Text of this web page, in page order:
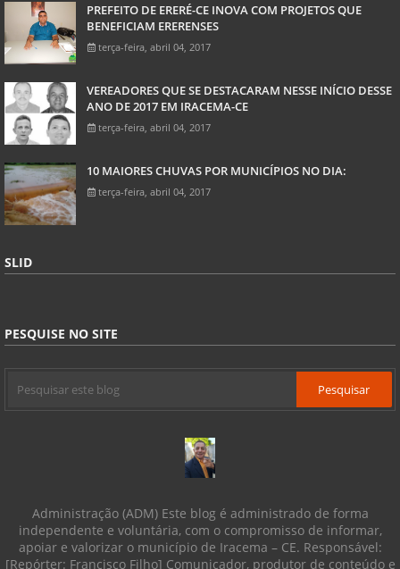
PREFEITO DE ERERÉ-CE INOVA COM PROJETOS QUE
BENEFICIAM ERERENSES
terça-feira, abril 04, 2017
VEREADORES QUE SE DESTACARAM NESSE INÍCIO DESSE
ANO DE 2017 EM IRACEMA-CE
terça-feira, abril 04, 2017
10 MAIORES CHUVAS POR MUNICÍPIOS NO DIA:
terça-feira, abril 04, 2017
SLID
PESQUISE NO SITE
Administração (ADM) Este blog é administrado de forma
independente e voluntária, com o compromisso de informar,
apoiar e valorizar o município de Iracema – CE. Responsável:
[Repórter: Francisco Filho] Comunicador, produtor de conteúdo e